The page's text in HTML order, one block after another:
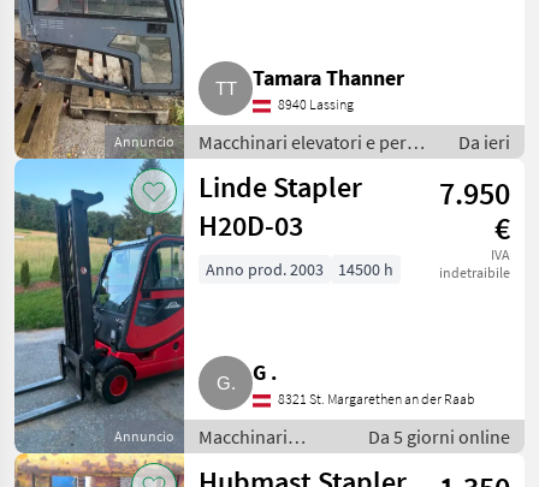
Annuncio
Tamara Thanner
8940 Lassing
Macchinari elevatori e per
magazzino / Carrelli elevatori
Da ieri
Annuncio
Linde Stapler
H20D-03
7.950
€
IVA
indetraibile
Anno prod. 2003 14500 h
G .
8321 St. Margarethen an der Raab
Macchinari
elevatori e per
Da 5 giorni online